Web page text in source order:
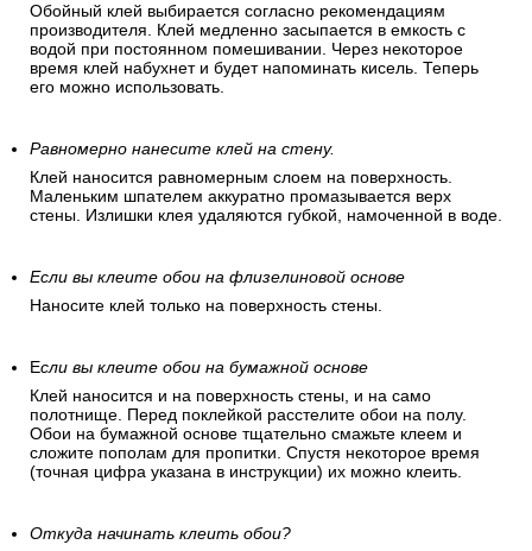
Обойный клей выбирается согласно рекомендациям
производителя. Клей медленно засыпается в емкость с
водой при постоянном помешивании. Через некоторое
время клей набухнет и будет напоминать кисель. Теперь
его можно использовать.
Равномерно нанесите клей на стену.
Клей наносится равномерным слоем на поверхность.
Маленьким шпателем аккуратно промазывается верх
стены. Излишки клея удаляются губкой, намоченной в воде.
Если вы клеите обои на флизелиновой основе
Наносите клей только на поверхность стены.
Если вы клеите обои на бумажной основе
Клей наносится и на поверхность стены, и на само
полотнище. Перед поклейкой расстелите обои на полу.
Обои на бумажной основе тщательно смажьте клеем и
сложите пополам для пропитки. Спустя некоторое время
(точная цифра указана в инструкции) их можно клеить.
Откуда начинать клеить обои?